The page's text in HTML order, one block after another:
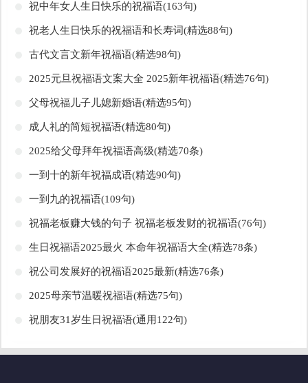
​祝中年女人生日快乐的祝福语(163句)
​祝老人生日快乐的祝福语和长寿词(精选88句)
​古代文言文新年祝福语(精选98句)
​2025元旦祝福语文案大全 2025新年祝福语(精选76句)
​父母祝福儿子儿媳新婚语(精选95句)
​成人礼的简短祝福语(精选80句)
​2025给父母拜年祝福语高级(精选70条)
​一到十的新年祝福成语(精选90句)
​一到九的祝福语(109句)
​祝福老板赚大钱的句子 祝福老板发财的祝福语(76句)
​生日祝福语2025最火 本命年祝福语大全(精选78条)
​祝公司发展好的祝福语2025最新(精选76条)
​2025母亲节温暖祝福语(精选75句)
​祝朋友31岁生日祝福语(通用122句)